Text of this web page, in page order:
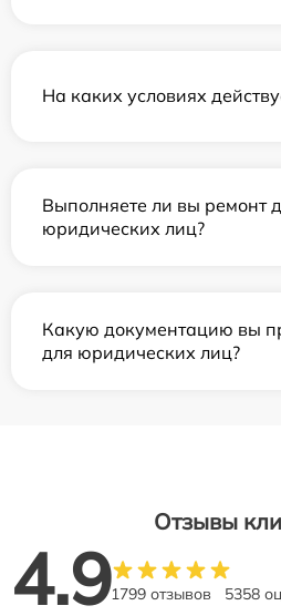
На каких условиях
Выполняете ли вы ремонт
юридических лиц?
Какую документацию вы
для юридических лиц?
Отзывы
4.91799 отзывов 5358